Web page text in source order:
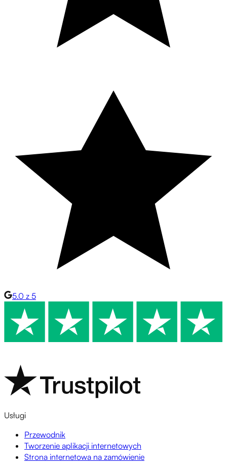
5.0 z 5
Usługi
Przewodnik
Tworzenie aplikacji internetowych
Strona internetowa na zamówienie